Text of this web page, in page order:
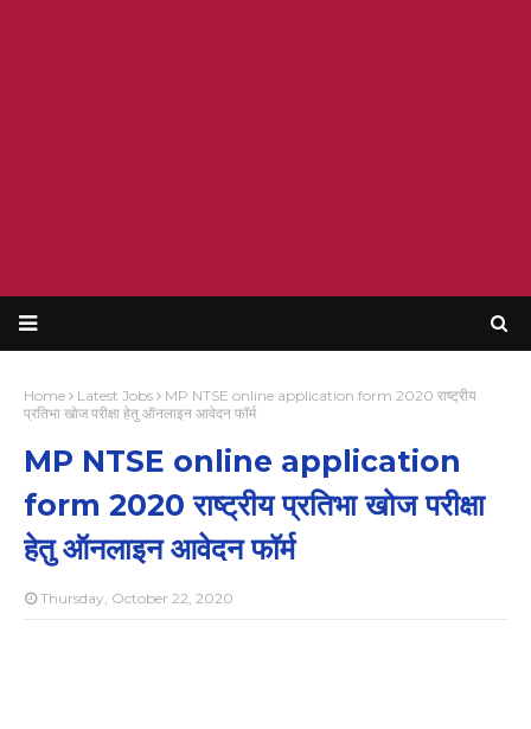
Home Latest Jobs
MP NTSE online application form 2020 राष्ट्रीय
प्रतिभा खोज परीक्षा हेतु ऑनलाइन आवेदन फॉर्म
MP NTSE online application
form 2020 राष्ट्रीय प्रतिभा खोज परीक्षा
हेतु ऑनलाइन आवेदन फॉर्म
Thursday, October 22, 2020